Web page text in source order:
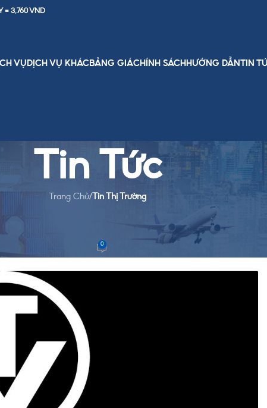
= 3,760 VND
VỤ DỊCH VỤ KHÁC BẢNG GIÁCHÍNH SÁCH HƯỚNG DẪNTIN
Tin Tức
Trang Chủ/ Tin Thị Trường
uy tín & chuyên nghiệp
0